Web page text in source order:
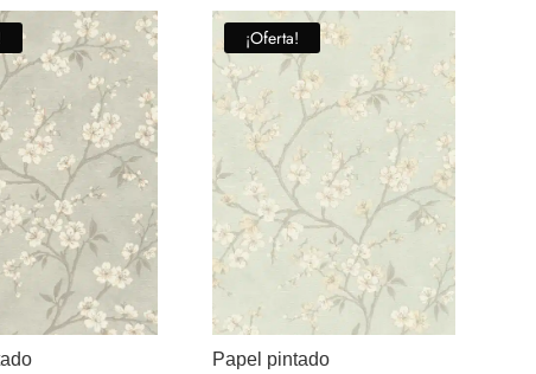
¡Oferta!
Papel pintado